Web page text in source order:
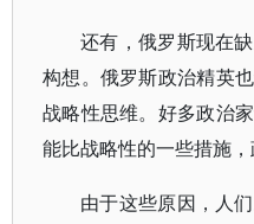
还有，俄罗斯现在
构想。俄罗斯政治精英
战略性思维。好多政治
能比战略性的一些措施，
由于这些原因，人